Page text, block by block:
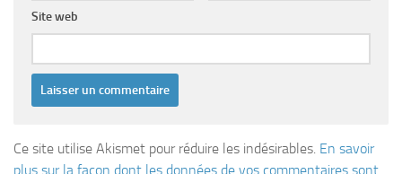
Site web
Ce site utilise Akismet pour réduire les indésirables. En savoir
plus sur la façon dont les données de vos commentaires sont